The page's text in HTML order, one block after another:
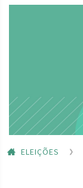
ELEIÇÕES